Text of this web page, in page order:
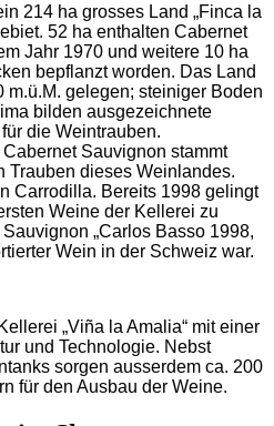
214 ha grosses Land „Finca la
52 ha enthalten Cabernet
Jahr 1970 und weitere 10 ha
bepflanzt worden. Das Land
m.ü.M. gelegen; steiniger Boden
bilden ausgezeichnete
die Weintrauben.
Sauvignon stammt
Trauben dieses Weinlandes.
Carrodilla. Bereits 1998 gelingt
Weine der Kellerei zu
„Carlos Basso 1998,
Wein in der Schweiz war.
„Viña la Amalia“ mit einer
und Technologie. Nebst
sorgen ausserdem ca. 200
für den Ausbau der Weine.